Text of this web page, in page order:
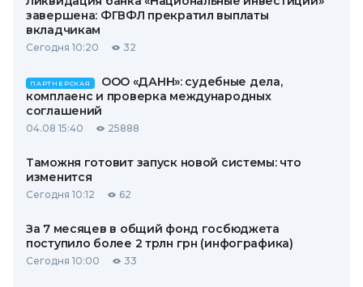
завершена: ФГВФЛ прекратил выплаты
вкладчикам
Сегодня 10:20 32
ПАРТНЕРСКАЯ
ООО «ДАНН»: судебные дела,
комплаенс и проверка международных
соглашений
04.08 15:40 25888
Таможня готовит запуск новой системы: что
изменится
Сегодня 10:12 62
За 7 месяцев в общий фонд госбюджета
поступило более 2 трлн грн (инфографика)
Сегодня 10:00 33